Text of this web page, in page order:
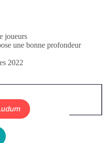
joueurs
une bonne profondeur
2022